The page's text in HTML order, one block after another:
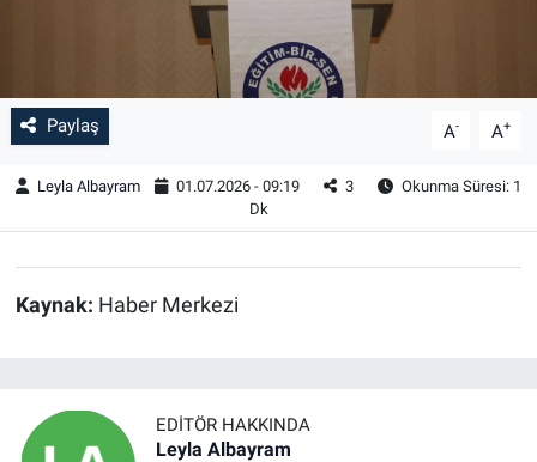
Paylaş A- A+
Leyla Albayram 01.07.2026 - 09:19 3
Okunma Süresi: 1
Dk
Kaynak: Haber Merkezi
EDITÖR HAKKINDA
Leyla Albayram